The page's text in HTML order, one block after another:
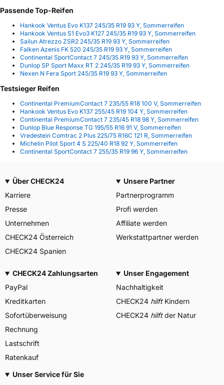
Passende Top-Reifen
Hankook Ventus Evo K137 245/35 R19 93 Y, Sommerreifen
Hankook Ventus S1 Evo3 K127 245/35 R19 93 Y, Sommerreifen
Sailun Atrezzo ZSR2 245/35 R19 93 Y, Sommerreifen
Falken Azenis FK 520 245/35 R19 93 Y, Sommerreifen
Continental SportContact 7 245/35 R19 93 Y, Sommerreifen
Dunlop SP Sport Maxx RT 2 245/35 R19 93 Y, Sommerreifen
Nexen N Fera Sport 245/35 R19 93 Y, Sommerreifen
Testsieger Reifen
Continental PremiumContact 7 235/55 R18 100 V, Sommerreifen
Hankook Ventus Evo K137 255/45 R19 104 Y, Sommerreifen
Continental PremiumContact 7 235/45 R18 98 Y, Sommerreifen
Dunlop Blue Response TG 195/55 R16 91 V, Sommerreifen
Vredestein Comtrac 2 Plus 225/75 R16C 121 R, Sommerreifen
Michelin Pilot Sport 4 S 225/40 R18 92 Y, Sommerreifen
Continental SportContact 7 255/35 R19 96 Y, Sommerreifen
Über CHECK24
Karriere
Presse
Unternehmen
CHECK24 Österreich
CHECK24 Spanien
Unsere Partner
Partnerprogramm
Profi werden
Affiliate werden
Werkstattpartner werden
CHECK24 Zahlungsarten
PayPal
Kreditkarten
Sofortüberweisung
Rechnung
Lastschrift
Ratenkauf
Unser Engagement
Nachhaltigkeit
CHECK24 hilftKindern
CHECK24 hilftder Natur
Unser Service für Sie